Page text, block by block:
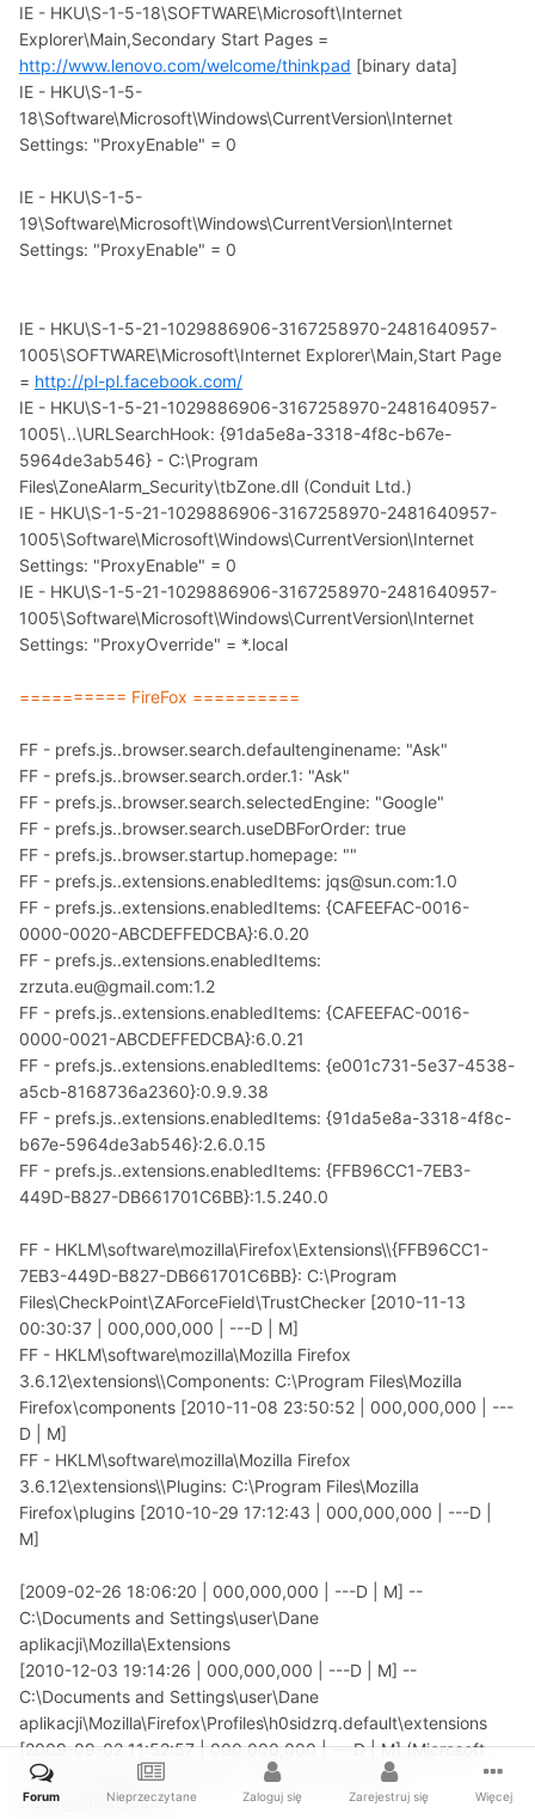
IE - HKU\S-1-5-18\SOFTWARE\Microsoft\Internet
Explorer\Main,Secondary Start Pages =
http://www.lenovo.com/welcome/thinkpad [binary data]
IE - HKU\S-1-5-
18\Software\Microsoft\Windows\CurrentVersion\Internet
Settings: "ProxyEnable" = 0
IE - HKU\S-1-5-
19\Software\Microsoft\Windows\CurrentVersion\Internet
Settings: "ProxyEnable" = 0
IE - HKU\S-1-5-21-1029886906-3167258970-2481640957-
1005\SOFTWARE\Microsoft\Internet Explorer\Main,Start Page
= http://pl-pl.facebook.com/
IE - HKU\S-1-5-21-1029886906-3167258970-2481640957-
1005\..\URLSearchHook: {91da5e8a-3318-4f8c-b67e-
5964de3ab546} - C:\Program
Files\ZoneAlarm_Security\tbZone.dll (Conduit Ltd.)
IE - HKU\S-1-5-21-1029886906-3167258970-2481640957-
1005\Software\Microsoft\Windows\CurrentVersion\Internet
Settings: "ProxyEnable" = 0
IE - HKU\S-1-5-21-1029886906-3167258970-2481640957-
1005\Software\Microsoft\Windows\CurrentVersion\Internet
Settings: "ProxyOverride" = *.local
========== FireFox ==========
FF - prefs.js..browser.search.defaultenginename: "Ask"
FF - prefs.js..browser.search.order.1: "Ask"
FF - prefs.js..browser.search.selectedEngine: "Google"
FF - prefs.js..browser.search.useDBForOrder: true
FF - prefs.js..browser.startup.homepage: ""
FF - prefs.js..extensions.enabledItems: jqs@sun.com:1.0
FF - prefs.js..extensions.enabledItems: {CAFEEFAC-0016-
0000-0020-ABCDEFFEDCBA}:6.0.20
FF - prefs.js..extensions.enabledItems:
zrzuta.eu@gmail.com:1.2
FF - prefs.js..extensions.enabledItems: {CAFEEFAC-0016-
0000-0021-ABCDEFFEDCBA}:6.0.21
FF - prefs.js..extensions.enabledItems: {e001c731-5e37-4538-
a5cb-8168736a2360}:0.9.9.38
FF - prefs.js..extensions.enabledItems: {91da5e8a-3318-4f8c-
b67e-5964de3ab546}:2.6.0.15
FF - prefs.js..extensions.enabledItems: {FFB96CC1-7EB3-
449D-B827-DB661701C6BB}:1.5.240.0
FF - HKLM\software\mozilla\Firefox\Extensions\\{FFB96CC1-
7EB3-449D-B827-DB661701C6BB}: C:\Program
Files\CheckPoint\ZAForceField\TrustChecker [2010-11-13
00:30:37 | 000,000,000 | ---D | M]
FF - HKLM\software\mozilla\Mozilla Firefox
3.6.12\extensions\\Components: C:\Program Files\Mozilla
Firefox\components [2010-11-08 23:50:52 | 000,000,000 | ---
D | M]
FF - HKLM\software\mozilla\Mozilla Firefox
3.6.12\extensions\\Plugins: C:\Program Files\Mozilla
Firefox\plugins [2010-10-29 17:12:43 | 000,000,000 | ---D |
M]
[2009-02-26 18:06:20 | 000,000,000 | ---D | M] --
C:\Documents and Settings\user\Dane
aplikacji\Mozilla\Extensions
[2010-12-03 19:14:26 | 000,000,000 | ---D | M] --
C:\Documents and Settings\user\Dane
aplikacji\Mozilla\Firefox\Profiles\h0sidzrq.default\extensions
[2009-09-02 11:52:57 | 000,000,000 | ---D | M] (Microsoft
.NET Framework Assistant) -- C:\Documents and
Settings\user\Dane
Forum Nieprzeczytane Zaloguj się Zarejestruj się Więcej